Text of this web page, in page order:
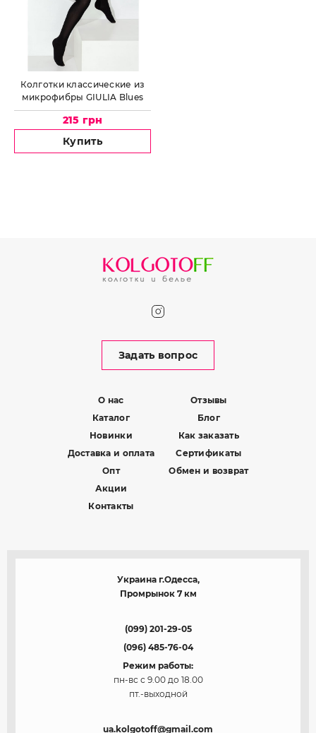
Колготки классические из
микрофибры GIULIA Blues
100
215 грн
Купить
Задать вопрос
О нас
Каталог
Новинки
Доставка и оплата
Опт
Акции
Контакты
Отзывы
Блог
Как заказать
Сертификаты
Обмен и возврат
Украина г.Одесса,
Промрынок 7 км
(099) 201-29-05
(096) 485-76-04
Режим работы:
пн-вс с 9.00 до 18.00
пт.-выходной
ua.kolgotoff@gmail.com